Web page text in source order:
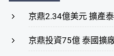
京鼎2.34億美元 擴產
京鼎投資75億 泰國擴